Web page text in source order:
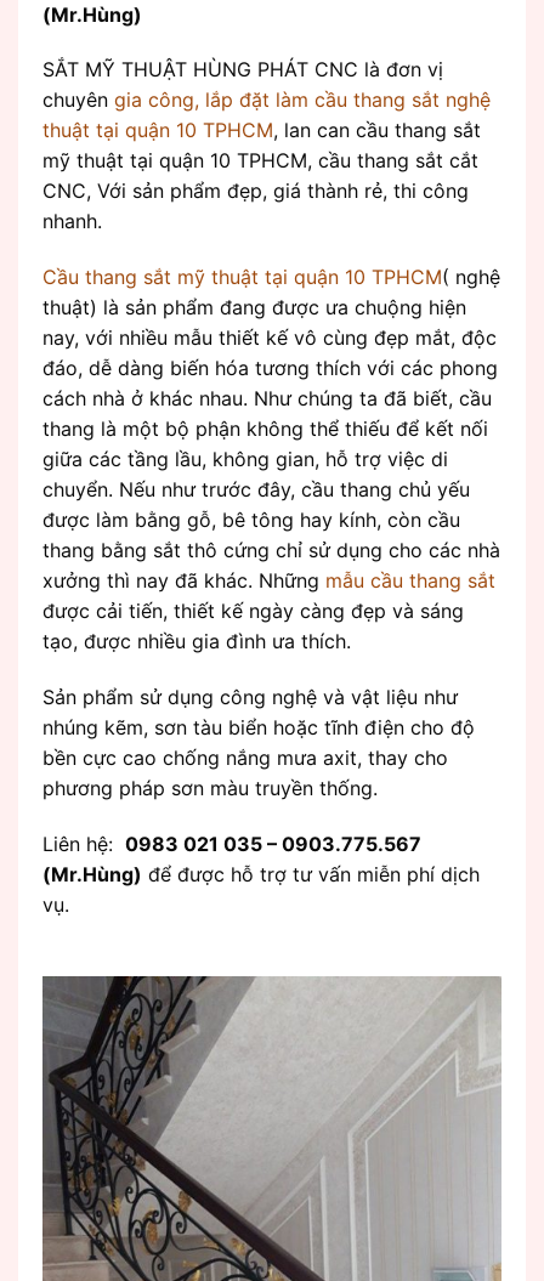
(Mr.Hùng)
SẮT MỸ THUẬT HÙNG PHÁT CNC là đơn vị
chuyên gia công, lắp đặt làm cầu thang sắt nghệ
thuật tại quận 10 TPHCM, lan can cầu thang sắt
mỹ thuật tại quận 10 TPHCM, cầu thang sắt cắt
CNC, Với sản phẩm đẹp, giá thành rẻ, thi công
nhanh.
Cầu thang sắt mỹ thuật tại quận 10 TPHCM( nghệ
thuật) là sản phẩm đang được ưa chuộng hiện
nay, với nhiều mẫu thiết kế vô cùng đẹp mắt, độc
đáo, dễ dàng biến hóa tương thích với các phong
cách nhà ở khác nhau. Như chúng ta đã biết, cầu
thang là một bộ phận không thể thiếu để kết nối
giữa các tầng lầu, không gian, hỗ trợ việc di
chuyển. Nếu như trước đây, cầu thang chủ yếu
được làm bằng gỗ, bê tông hay kính, còn cầu
thang bằng sắt thô cứng chỉ sử dụng cho các nhà
xưởng thì nay đã khác. Những mẫu cầu thang sắt
được cải tiến, thiết kế ngày càng đẹp và sáng
tạo, được nhiều gia đình ưa thích.
Sản phẩm sử dụng công nghệ và vật liệu như
nhúng kẽm, sơn tàu biển hoặc tĩnh điện cho độ
bền cực cao chống nắng mưa axit, thay cho
phương pháp sơn màu truyền thống.
Liên hệ: 0983 021 035 – 0903.775.567
(Mr.Hùng) để được hỗ trợ tư vấn miễn phí dịch
vụ.